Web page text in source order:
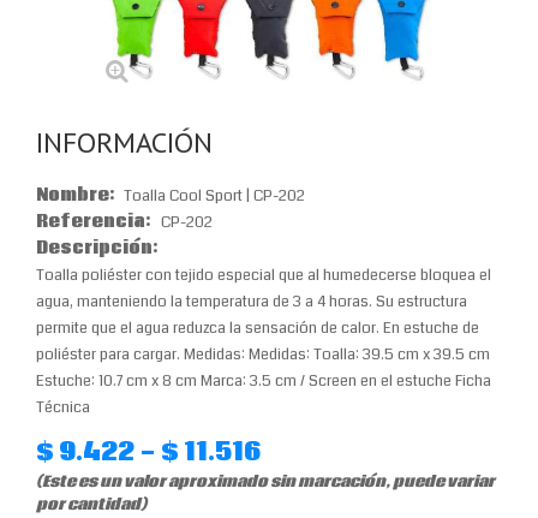
INFORMACIÓN
Nombre: Toalla Cool Sport | CP-202
Referencia: CP-202
Descripción:
Toalla poliéster con tejido especial que al humedecerse bloquea el
agua, manteniendo la temperatura de 3 a 4 horas. Su estructura
permite que el agua reduzca la sensación de calor. En estuche de
poliéster para cargar. Medidas: Medidas: Toalla: 39.5 cm x 39.5 cm
Estuche: 10.7 cm x 8 cm Marca: 3.5 cm / Screen en el estuche Ficha
Técnica
$ 9.422 - $ 11.516
(Este es un valor aproximado sin marcación, puede variar
por cantidad)